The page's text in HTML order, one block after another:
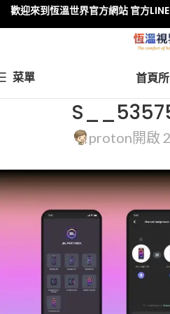
菜單 首頁
proton開啟
歡迎來到恆溫世界官方網站 官方